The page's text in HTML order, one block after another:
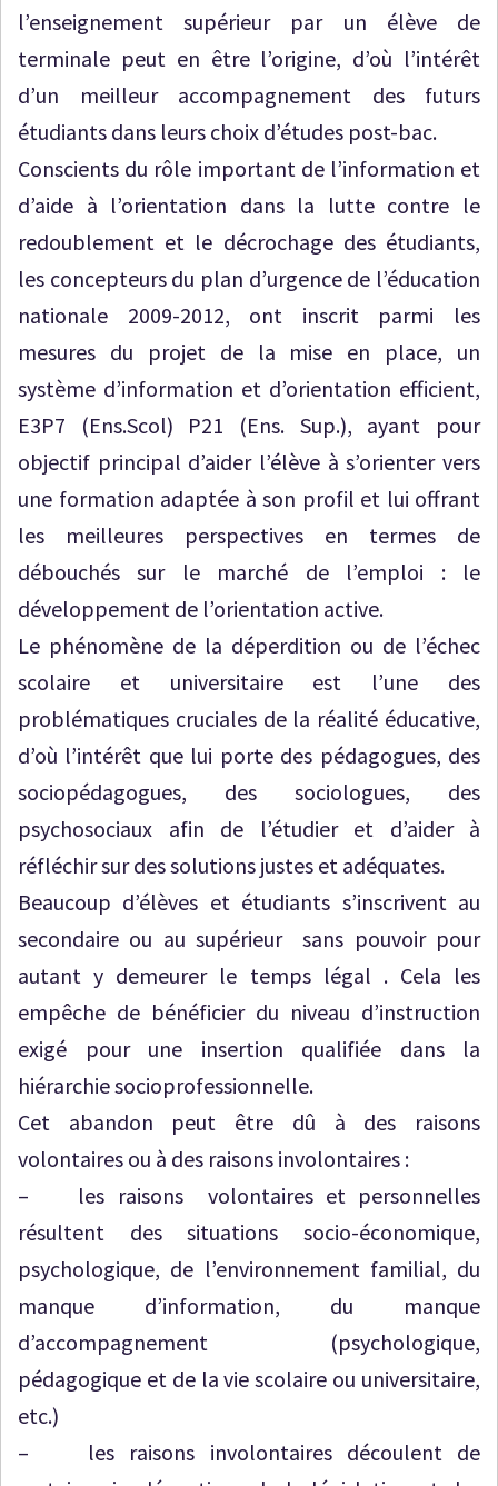
l’enseignement supérieur par un élève de
terminale peut en être l’origine, d’où l’intérêt
d’un meilleur accompagnement des futurs
étudiants dans leurs choix d’études post-bac.
Conscients du rôle important de l’information et
d’aide à l’orientation dans la lutte contre le
redoublement et le décrochage des étudiants,
les concepteurs du plan d’urgence de l’éducation
nationale 2009-2012, ont inscrit parmi les
mesures du projet de la mise en place, un
système d’information et d’orientation efficient,
E3P7 (Ens.Scol) P21 (Ens. Sup.), ayant pour
objectif principal d’aider l’élève à s’orienter vers
une formation adaptée à son profil et lui offrant
les meilleures perspectives en termes de
débouchés sur le marché de l’emploi : le
développement de l’orientation active.
Le phénomène de la déperdition ou de l’échec
scolaire et universitaire est l’une des
problématiques cruciales de la réalité éducative,
d’où l’intérêt que lui porte des pédagogues, des
sociopédagogues, des sociologues, des
psychosociaux afin de l’étudier et d’aider à
réfléchir sur des solutions justes et adéquates.
Beaucoup d’élèves et étudiants s’inscrivent au
secondaire ou au supérieur sans pouvoir pour
autant y demeurer le temps légal . Cela les
empêche de bénéficier du niveau d’instruction
exigé pour une insertion qualifiée dans la
hiérarchie socioprofessionnelle.
Cet abandon peut être dû à des raisons
volontaires ou à des raisons involontaires :
– les raisons volontaires et personnelles
résultent des situations socio-économique,
psychologique, de l’environnement familial, du
manque d’information, du manque
d’accompagnement (psychologique,
pédagogique et de la vie scolaire ou universitaire,
etc.)
– les raisons involontaires découlent de